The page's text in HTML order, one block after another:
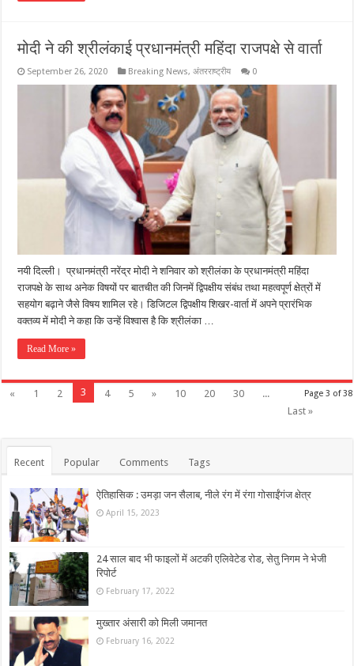
मोदी ने की श्रीलंकाई प्रधानमंत्री महिंदा राजपक्षे से वार्ता
September 26, 2020 Breaking News,अंतरराष्ट्रीय 0
नयी दिल्ली। प्रधानमंत्री नरेंद्र मोदी ने शनिवार को श्रीलंका के प्रधानमंत्री महिंदा
राजपक्षे के साथ अनेक विषयों पर बातचीत की जिनमें द्विपक्षीय संबंध तथा महत्वपूर्ण क्षेत्रों में
सहयोग बढ़ाने जैसे विषय शामिल रहे। डिजिटल द्विपक्षीय शिखर-वार्ता में अपने प्रारंभिक
वक्तव्य में मोदी ने कहा कि उन्हें विश्वास है कि श्रीलंका …
Read More »
Page 3 of 38
« 1 2 3 4 5 » 10 20 30
...
Last »
Recent Popular Comments Tags
ऐतिहासिक : उमड़ा जन सैलाब, नीले रंग में रंगा गोसाईंगंज क्षेत्र
April 15, 2023
24 साल बाद भी फाइलों में अटकी एलिवेटेड रोड, सेतु निगम ने भेजी
रिपोर्ट
February 17, 2022
मुख्तार अंसारी को मिली जमानत
February 16, 2022